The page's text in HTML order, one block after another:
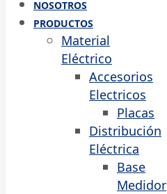
NOSOTROS
PRODUCTOS
Material
Eléctrico
Accesorios
Electricos
Placas
Distribución
Eléctrica
Base
Medidor